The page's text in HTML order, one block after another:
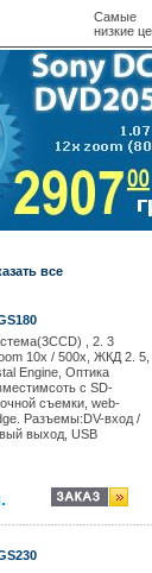
Самые
низкие
все
, 2. 3
10x / 500x, ЖКД 2. 5,
Engine, Оптика
с SD-
съемки, web-
Разъемы:DV-вход /
выход, USB